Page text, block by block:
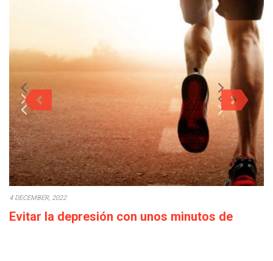
4 DECEMBER, 2022
Evitar la depresión con unos minutos de